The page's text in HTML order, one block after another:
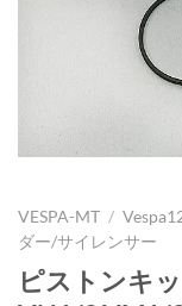
VESPA-MT /
ダー/サイレンサー
ピストンキ